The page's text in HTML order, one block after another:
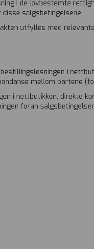
i de lovbestemte
salgsbetingelsene.
utfylles med
i
mellom partene
i nettbutikken, direkte
foran